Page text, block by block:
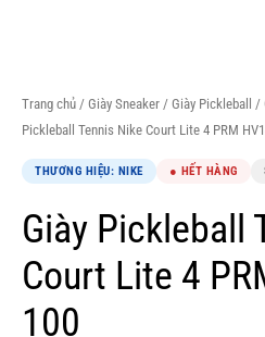
Trang chủ / Giày Sneaker / Giày Pickleball /
Pickleball Tennis Nike Court Lite 4 PRM
THƯƠNG HIỆU: NIKE ● HẾT HÀNG
Giày Pickleball
Court Lite 4
100